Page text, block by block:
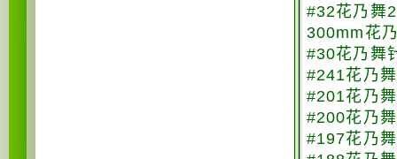
#32花乃舞
300mm花
#30花乃舞
#241花乃
#201花乃
#200花乃
#197花乃